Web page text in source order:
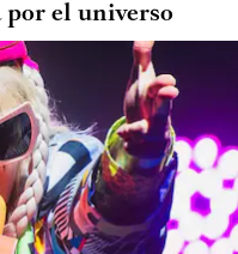
el universo